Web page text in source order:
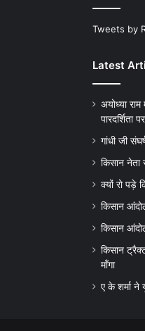
Tweets by
Latest
अयोध्या
पारदर्शिता
गांधी जी
किसान
क्यों रो पड़े
किसान
किसान
किसान
माँगा
ए के शर्मा ने